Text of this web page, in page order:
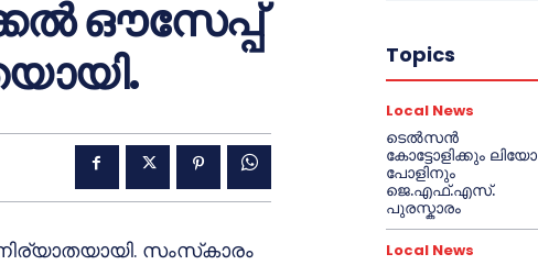
ഔസേപ്പ്
സംസ്‌കാരം
Topics
Local News
ടെൽസൻ
കോട്ടോളിക്കും ലിയോ
പോളിനും
ജെ.എഫ്.എസ്.
പുരസ്കാരം
Local News